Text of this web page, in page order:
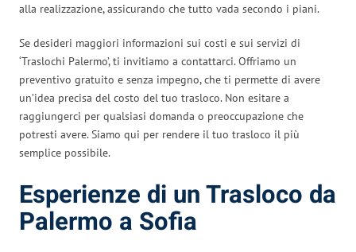
alla realizzazione, assicurando che tutto vada secondo i piani.
Se desideri maggiori informazioni sui costi e sui servizi di
‘Traslochi Palermo’, ti invitiamo a contattarci. Offriamo un
preventivo gratuito e senza impegno, che ti permette di avere
un’idea precisa del costo del tuo trasloco. Non esitare a
raggiungerci per qualsiasi domanda o preoccupazione che
potresti avere. Siamo qui per rendere il tuo trasloco il più
semplice possibile.
Esperienze di un Trasloco da
Palermo a Sofia